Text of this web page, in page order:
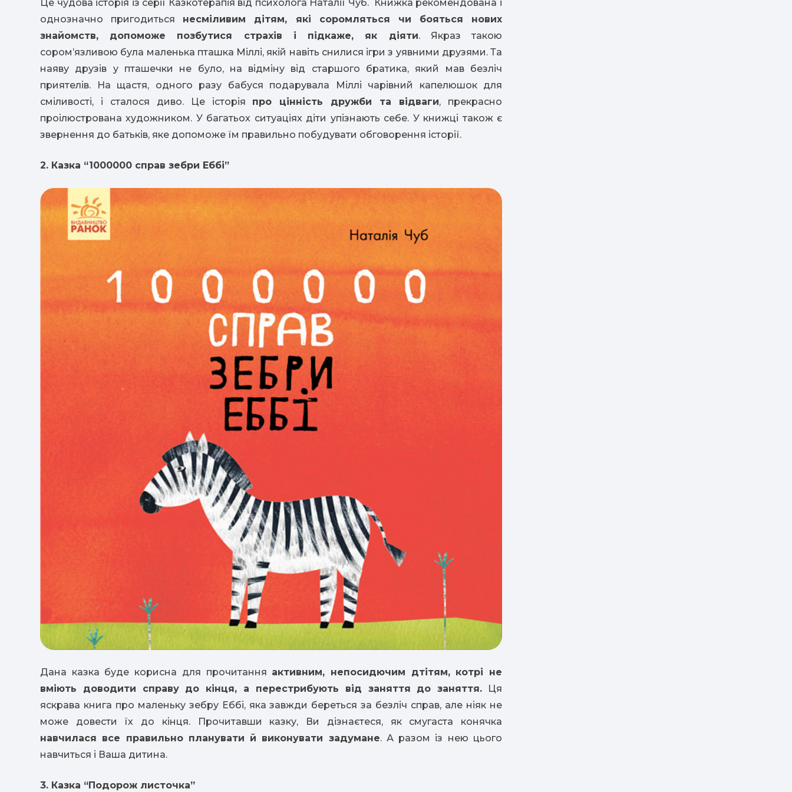
Це чудова історія із серії Казкотерапія від психолога Наталії Чуб. Книжка рекомендована і
однозначно пригодиться несміливим дітям, які соромляться чи бояться нових
знайомств, допоможе позбутися страхів і підкаже, як діяти. Якраз такою
сором’язливою була маленька пташка Міллі, якій навіть снилися ігри з уявними друзями. Та
наяву друзів у пташечки не було, на відміну від старшого братика, який мав безліч
приятелів. На щастя, одного разу бабуся подарувала Міллі чарівний капелюшок для
сміливості, і сталося диво. Це історія про цінність дружби та відваги, прекрасно
проілюстрована художником. У багатьох ситуаціях діти упізнають себе. У книжці також є
звернення до батьків, яке допоможе їм правильно побудувати обговорення історії.
2. Казка “1000000 справ зебри Еббі”
Дана казка буде корисна для прочитання активним, непосидючим дтітям, котрі не
вміють доводити справу до кінця, а перестрибують від заняття до заняття. Ця
яскрава книга про маленьку зебру Еббі, яка завжди береться за безліч справ, але ніяк не
може довести їх до кінця. Прочитавши казку, Ви дізнаєтеся, як смугаста конячка
навчилася все правильно планувати й виконувати задумане. А разом із нею цього
навчиться і Ваша дитина.
3. Казка “Подорож листочка”